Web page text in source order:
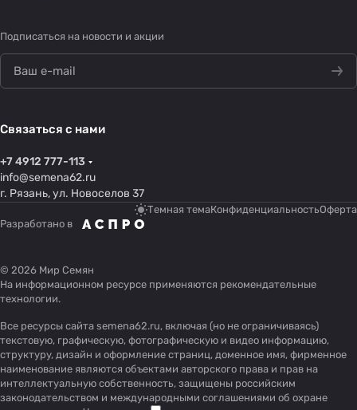
Подписаться на новости и акции
Связаться с нами
+7 4912 777-113
info@semena62.ru
г. Рязань, ул. Новоселов 37
Темная темаКонфиденциальностьОферта
Разработано в
© 2026 Мир Семян
На информационном ресурсе применяются рекомендательные
технологии.
Все ресурсы сайта semena62.ru, включая (но не ограничиваясь)
текстовую, графическую, фотографическую и видео информацию,
структуру, дизайн и оформление страниц, доменное имя, фирменное
наименование являются объектами авторского права и прав на
интеллектуальную собственность, защищены российским
законодательством и международными соглашениями об охране